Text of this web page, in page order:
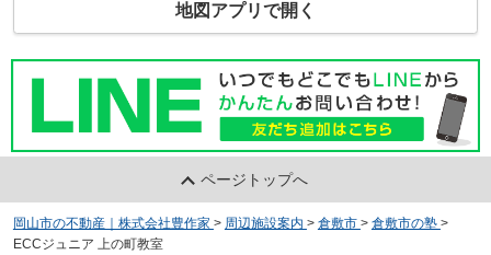
地図アプリで開く
ページトップへ
岡山市の不動産｜株式会社豊作家 > 周辺施設案内 > 倉敷市 > 倉敷市の塾 >
ECCジュニア 上の町教室